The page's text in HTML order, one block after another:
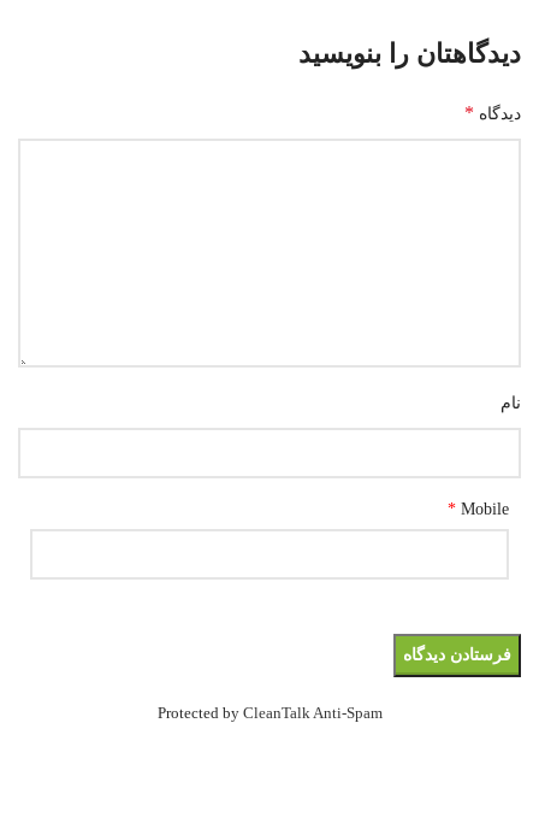
دیدگاهتان را بنویسید
دیدگاه *
نام
Mobile
*
Protected by CleanTalk Anti-Spam